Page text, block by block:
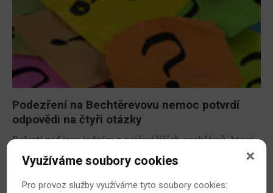
Podezření na Bechtěrevovu nemoc potvrdí
odpovědi na čtyři otázky
Bolesti zad jsou jedním z nejčastějších problémů, který
trápí dospělou populaci.
Využíváme soubory cookies
Pro provoz služby využíváme tyto soubory cookies: